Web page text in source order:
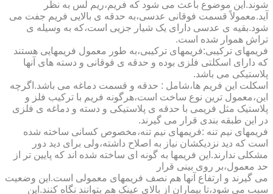
شوند.این موضوع باعث می شود که فریم،ریم لس به نظر
آید.معمولاً قسمت فوقانی عدسی،به حدقه ی بالایی فریم جفت می
شود.بقیه ی عدسی دارای یک شیار جزیی است،که به وسیله ی
تراش هموار شده است.
فریمهای ترکیبی:فریمهای ترکیبی،به طور معمول فریمهایی هستند
که دارای اسکلتی فلزی بوده و حدقه ی فوقانی و دسته های آنها
پلاستیکی می باشد.
اسکلت این فریم ها،شامل : حدقه و قسمت دماغه می باشد.اگرچه
این،معمول ترین نوع ساخت است،هرگونه فریم با ترکیب فلز و
پلاستیک مثل فریمی با حدقه ی پلاستیکی و دسته و دماغه ی فلزی
در این طبقه بندی قرار می گیرند.
فریمهای نیم تنه :فریمهای نیم تنه،مخصوص کسانی ساخته شده
است که دید نزدیکشان نیاز به اصلاح داشته،ولی برای دید دور
مشکلی ندارند.این فریمها به گونه ای ساخته شده اند که پایین تر از
حد معمول،بر روی بینی قرار
می گیرند و ارتفاع آنها هم نصف فریمهای معمولی است.این وضعیت
سبب می شود،تا بیماران از بالای عینک هم بتوانند نگاه کنند.این